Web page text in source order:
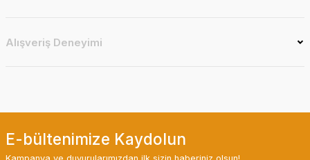
Alışveriş Deneyimi
E-bültenimize Kaydolun